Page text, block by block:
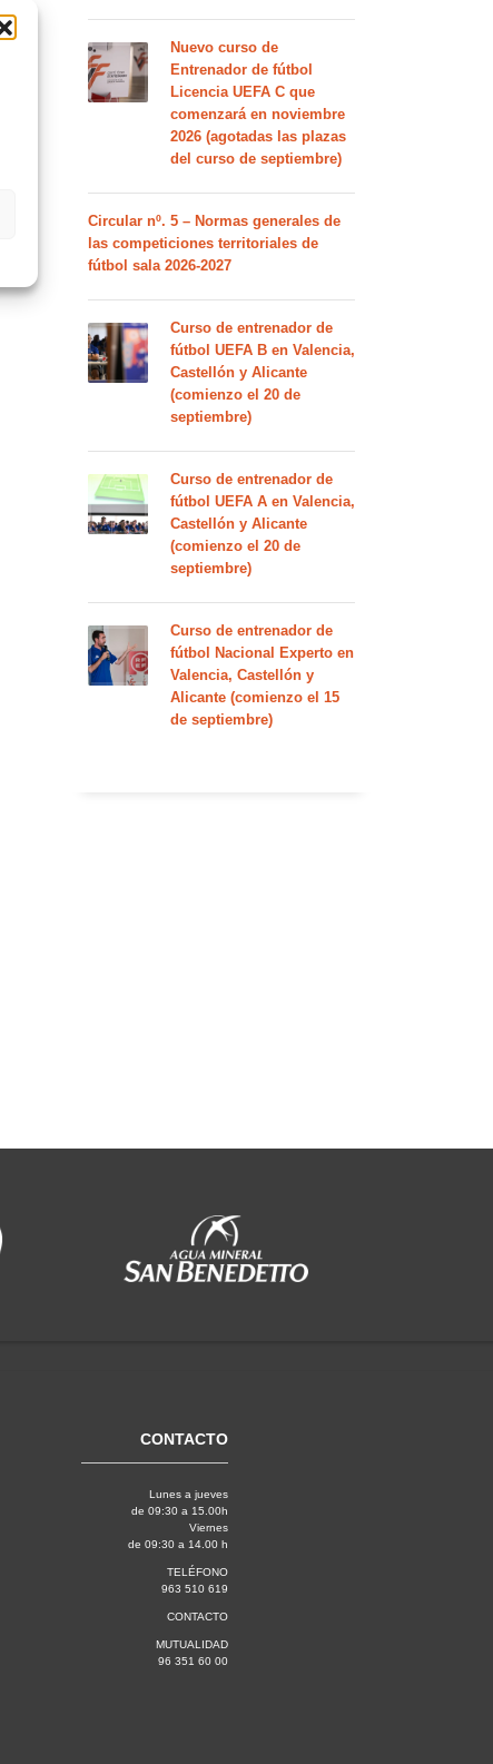
Nuevo curso de
Entrenador de fútbol
Licencia UEFA C que
comenzará en noviembre
2026 (agotadas las plazas
del curso de septiembre)
Circular nº. 5 – Normas generales de
las competiciones territoriales de
fútbol sala 2026-2027
Curso de entrenador de
fútbol UEFA B en Valencia,
Castellón y Alicante
(comienzo el 20 de
septiembre)
Curso de entrenador de
fútbol UEFA A en Valencia,
Castellón y Alicante
(comienzo el 20 de
septiembre)
Curso de entrenador de
fútbol Nacional Experto en
Valencia, Castellón y
Alicante (comienzo el 15
de septiembre)
CONTACTO
Lunes a jueves
de 09:30 a 15.00h
Viernes
de 09:30 a 14.00 h
TELÉFONO
963 510 619
CONTACTO
MUTUALIDAD
96 351 60 00